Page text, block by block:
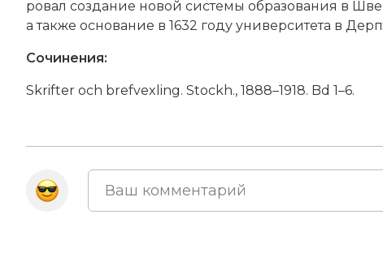
ро­вал соз­да­ние но­вой сис­те­мы об­ра­зо­ва­ния в
а так­же ос­но­ва­ние в 1632 году университета в
Сочинения:
Skrifter och brefvexling. Stockh., 1888–1918. Bd 1–6.